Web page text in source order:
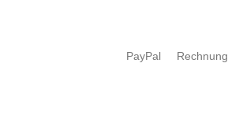
PayPal Rechnung